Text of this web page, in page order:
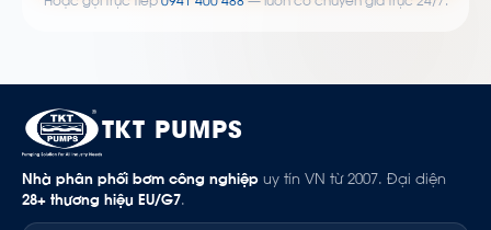
TKT PUMPS
Nhà phân phối bơm công nghiệp uy tín VN từ 2007. Đại diện
28+ thương hiệu EU/G7.